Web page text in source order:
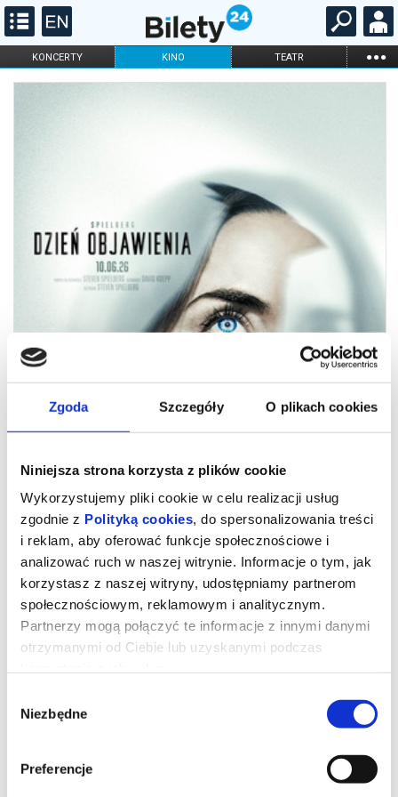
Zgoda Szczegóły O plikach cookies
Niniejsza strona korzysta z plików cookie
Wykorzystujemy pliki cookie w celu realizacji usług
zgodnie z Polityką cookies, do spersonalizowania treści
i reklam, aby oferować funkcje społecznościowe i
analizować ruch w naszej witrynie. Informacje o tym, jak
korzystasz z naszej witryny, udostępniamy partnerom
społecznościowym, reklamowym i analitycznym.
Partnerzy mogą połączyć te informacje z innymi danymi
otrzymanymi od Ciebie lub uzyskanymi podczas
zgody
Niezbędne
Preferencje
KONCERTY KINO TEATR ...
FILHARMONIA OPERA I BALET
Dzień Objawienia